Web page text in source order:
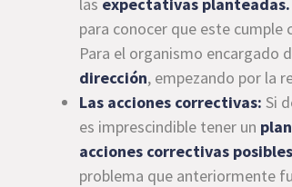
para conocer que este cumple
Para el organismo encargado
dirección, empezando por la
Las acciones correctivas: Si
es imprescindible tener un
acciones correctivas
problema que anteriormente